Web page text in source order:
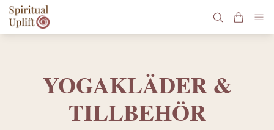
YOGAKLÄDER &
TILLBEHÖR